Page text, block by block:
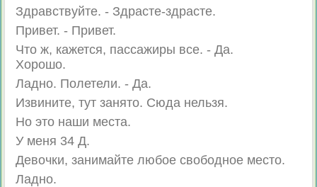
Здравствуйте. - Здрасте-здрасте.
Привет. - Привет.
Что ж, кажется, пассажиры все. - Да.
Хорошо.
Ладно. Полетели. - Да.
Извините, тут занято. Сюда нельзя.
Но это наши места.
У меня 34 Д.
Девочки, занимайте любое свободное место.
Ладно.